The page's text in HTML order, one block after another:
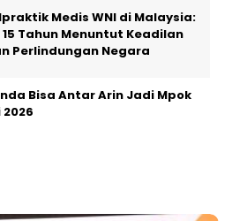
Medis WNI di Malaysia:
Tahun Menuntut Keadilan
Perlindungan Negara
Bisa Antar Arin Jadi Mpok